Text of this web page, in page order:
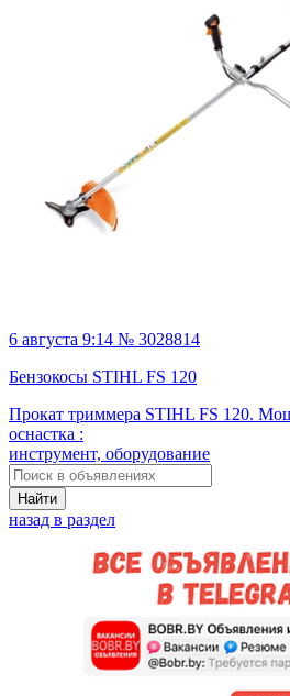
6 августа 9:14 № 3028814
Бензокосы STIHL FS 120
Прокат триммера STIHL FS 120.
оснастка :
инструмент, оборудование
Найти
назад в раздел